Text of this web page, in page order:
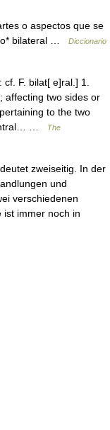
o aspectos que se
bilateral …
Diccionario
F. bilat[ e]ral.] 1.
affecting two sides or
to the two
…
The
zweiseitig. In der
und
verschiedenen
ist immer noch in